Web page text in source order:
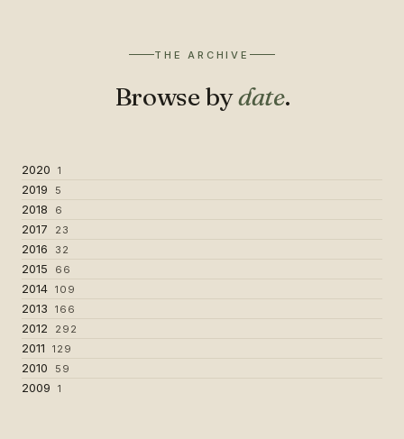
THE ARCHIVE
Browse bydate.
2020 1
2019 5
2018 6
2017 23
2016 32
2015 66
2014 109
2013 166
2012 292
2011 129
2010 59
2009 1